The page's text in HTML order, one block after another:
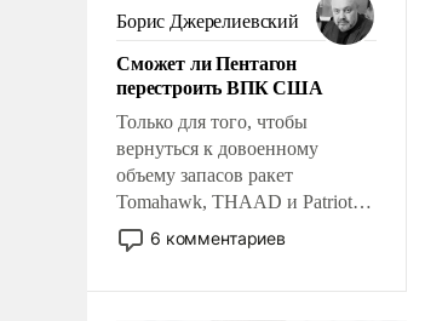
и ее реализация радикально
поднимет наши боевые
возможности.
Борис Джерелиевский
Сможет ли Пентагон
перестроить ВПК США
Только для того, чтобы
вернуться к довоенному
объему запасов ракет
Tomahawk, THAAD и Patriot
США потребуется более трех
лет. Даже небольшая война с
6 комментариев